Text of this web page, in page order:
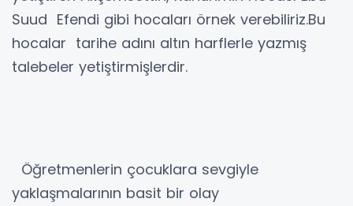
Suud Efendi gibi hocaları örnek verebiliriz.Bu
hocalar tarihe adını altın harflerle yazmış
talebeler yetiştirmişlerdir.
Öğretmenlerin çocuklara sevgiyle
yaklaşmalarının basit bir olay